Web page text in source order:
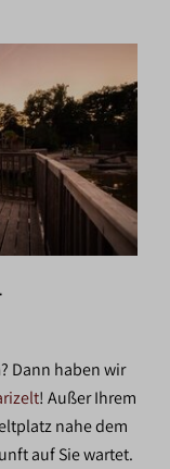
? Dann haben wir
! Außer Ihrem
nahe dem
auf Sie wartet.